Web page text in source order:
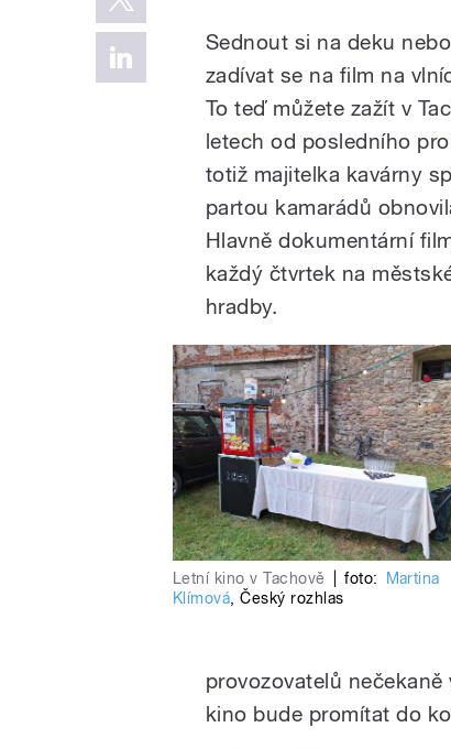
Sednout si na deku
zadívat se na film na
To teď můžete zažít v
letech od posledního
totiž majitelka kavárny
partou kamarádů
Hlavně dokumentární
každý čtvrtek na
hradby.
Letní kino v Tachově foto:
Martina
Klímová,Český rozhlas
provozovatelů
kino bude promítat do